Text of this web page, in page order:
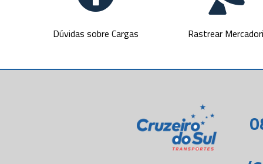
Dúvidas sobre Cargas Rastrear